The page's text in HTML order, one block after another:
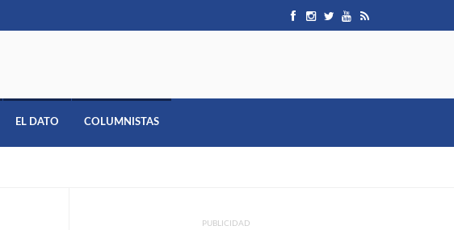
EL DATO COLUMNISTAS
PUBLICIDAD